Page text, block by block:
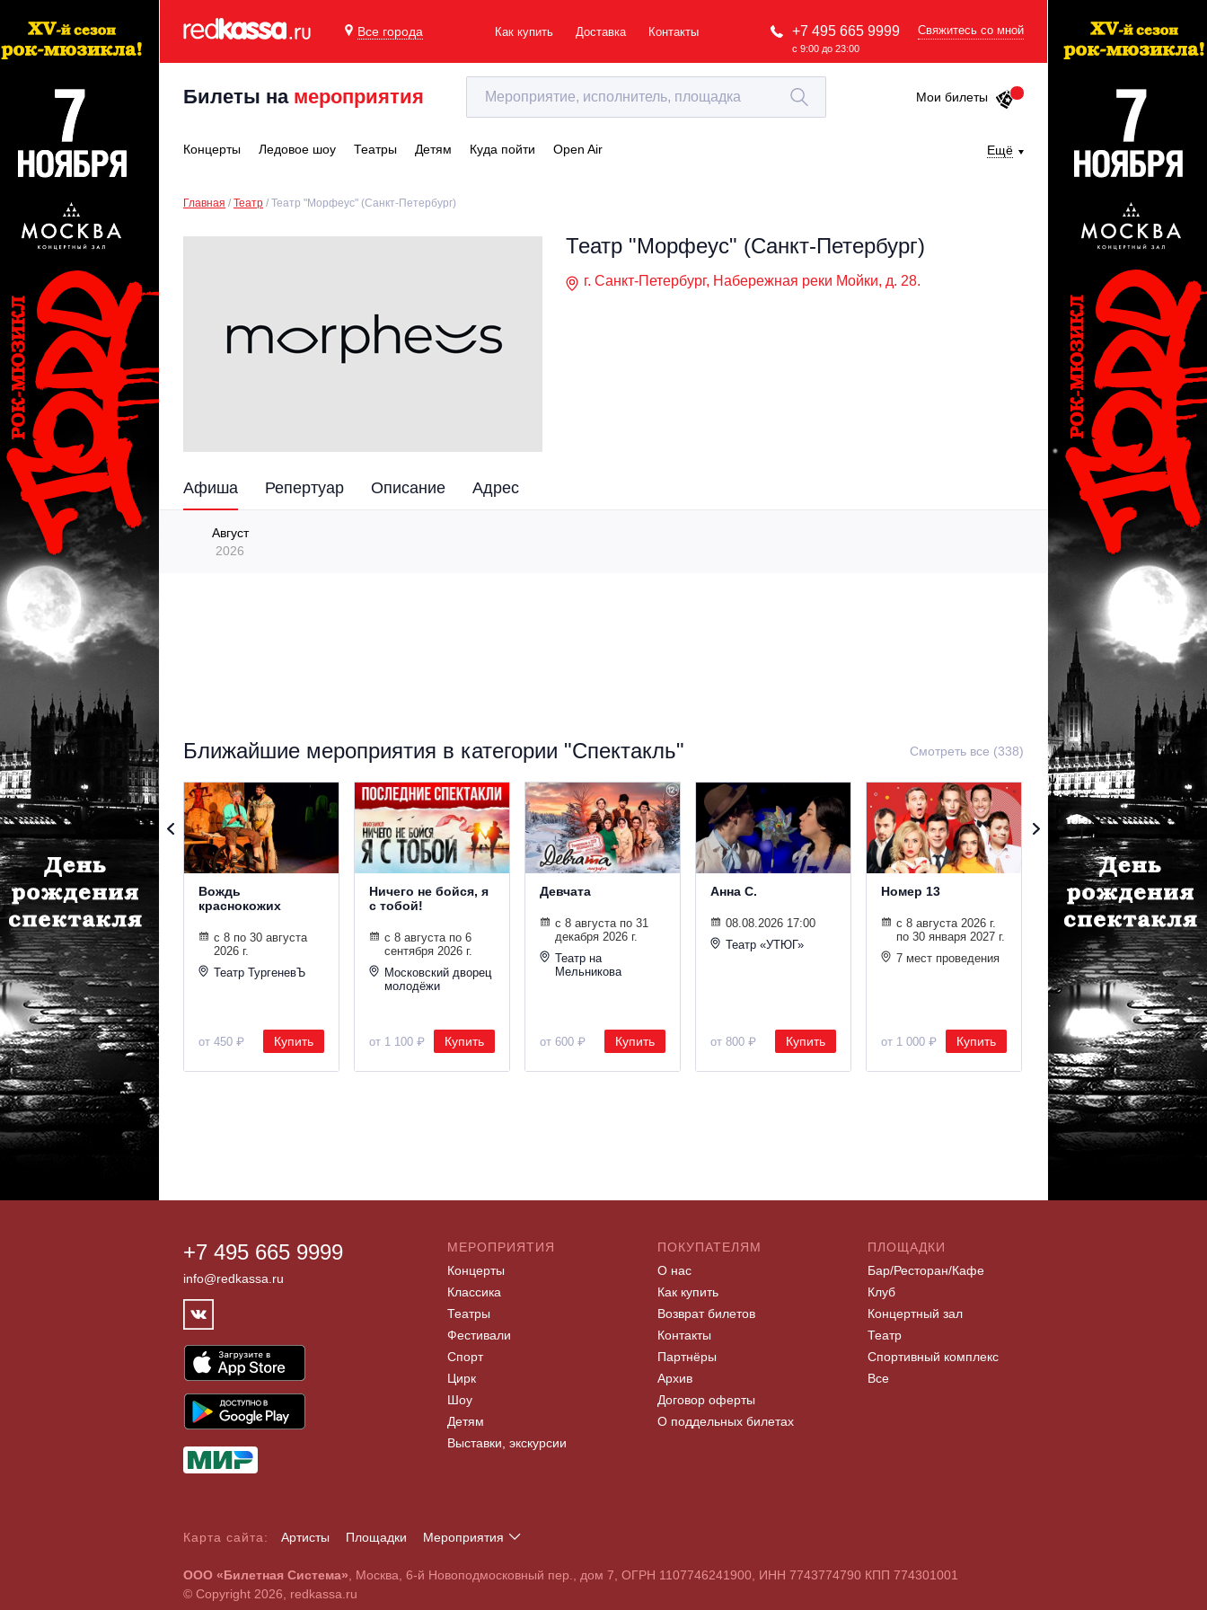
Все города Как купить Доставка Контакты +7 495 665 9999
с 9:00 до 23:00
Свяжитесь со мной
Билеты на мероприятия Мои билеты
Концерты Ледовое шоу Театры Детям Куда пойти Open Air Ещё
Главная Театр Театр "Морфеус" (Санкт-Петербург)
Театр "Морфеус" (Санкт-Петербург)
г. Санкт-Петербург, Набережная реки Мойки, д. 28.
Афиша Репертуар Описание Адрес
Август
2026
Ближайшие мероприятия в категории "Спектакль" Смотреть все (338)
Вождь
краснокожих
с 8 по 30 августа
2026 г.
Театр ТургеневЪ
от 450 ₽ Купить
Ничего не бойся, я
с тобой!
с 8 августа по 6
сентября 2026 г.
Московский дворец
молодёжи
от 1 100 ₽ Купить
Девчата
с 8 августа по 31
декабря 2026 г.
Театр на
Мельникова
от 600 ₽ Купить
Анна С.
08.08.2026 17:00
Театр «УТЮГ»
от 800 ₽ Купить
Номер 13
с 8 августа 2026 г.
по 30 января 2027 г.
7 мест проведения
от 1 000 ₽ Купить
Танцуй со мной
с 8 августа по 23
декабря 2026 г.
Театрально-
Концертный зал
ЦДКЖ
от 1 500 ₽ Купить
+7 495 665 9999
info@redkassa.ru
МЕРОПРИЯТИЯ
Концерты
Классика
Театры
Фестивали
Спорт
Цирк
Шоу
Детям
Выставки, экскурсии
ПОКУПАТЕЛЯМ
О нас
Как купить
Возврат билетов
Контакты
Партнёры
Архив
Договор оферты
О поддельных билетах
ПЛОЩАДКИ
Бар/Ресторан/Кафе
Клуб
Концертный зал
Театр
Спортивный комплекс
Все
Карта сайта: Артисты Площадки
Мероприятия
A B C D E F G H I J K L M N O P Q R S T U V W X Y Z
0 1 2 3 4 5 6 7 8 9
ООО «Билетная Система», Москва, 6-й Новоподмосковный пер., дом 7, ОГРН 1107746241900, ИНН 7743774790 КПП 774301001
© Copyright 2026, redkassa.ru